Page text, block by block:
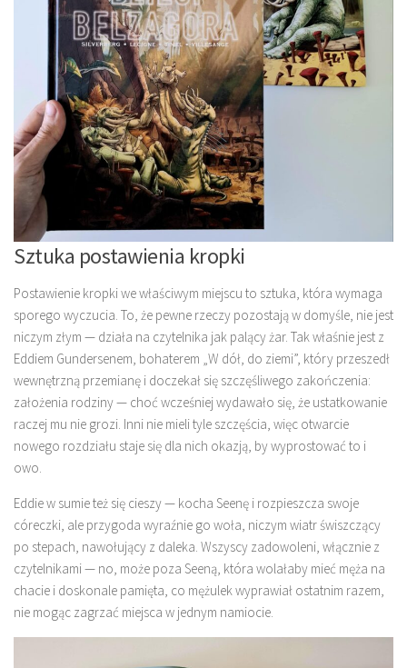
Sztuka postawienia kropki
Postawienie kropki we właściwym miejscu to sztuka, która wymaga
sporego wyczucia. To, że pewne rzeczy pozostają w domyśle, nie jest
niczym złym — działa na czytelnika jak palący żar. Tak właśnie jest z
Eddiem Gundersenem, bohaterem „W dół, do ziemi”, który przeszedł
wewnętrzną przemianę i doczekał się szczęśliwego zakończenia:
założenia rodziny — choć wcześniej wydawało się, że ustatkowanie
raczej mu nie grozi. Inni nie mieli tyle szczęścia, więc otwarcie
nowego rozdziału staje się dla nich okazją, by wyprostować to i
owo.
Eddie w sumie też się cieszy — kocha Seenę i rozpieszcza swoje
córeczki, ale przygoda wyraźnie go woła, niczym wiatr świszczący
po stepach, nawołujący z daleka. Wszyscy zadowoleni, włącznie z
czytelnikami — no, może poza Seeną, która wolałaby mieć męża na
chacie i doskonale pamięta, co mężulek wyprawiał ostatnim razem,
nie mogąc zagrzać miejsca w jednym namiocie.